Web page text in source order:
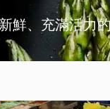
鮮、充滿活力